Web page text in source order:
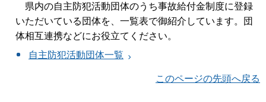
県内の自主防犯活動団体のうち事故給付金制度に登録
いただいている団体を、一覧表で御紹介しています。団
体相互連携などにお役立てください。
自主防犯活動団体一覧
このページの先頭へ戻る